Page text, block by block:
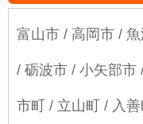
富山市 / 高岡市 /
/ 砺波市 / 小矢部市
市町 / 立山町 / 入